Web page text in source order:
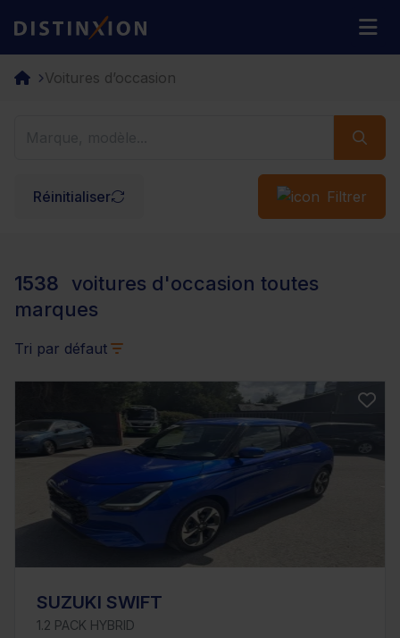
Distinxion
Voitures d’occasion
Réinitialiser Filtrer
1538
voitures d'occasion toutes
marques
Tri par défaut
SUZUKI SWIFT
1.2 PACK HYBRID